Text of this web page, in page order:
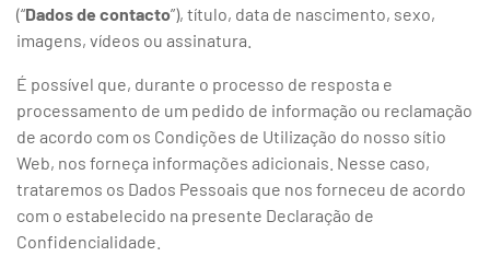
(“Dados de contacto”), título, data de nascimento, sexo,
imagens, vídeos ou assinatura.
É possível que, durante o processo de resposta e
processamento de um pedido de informação ou reclamação
de acordo com os Condições de Utilização do nosso sítio
Web, nos forneça informações adicionais. Nesse caso,
trataremos os Dados Pessoais que nos forneceu de acordo
com o estabelecido na presente Declaração de
Confidencialidade.